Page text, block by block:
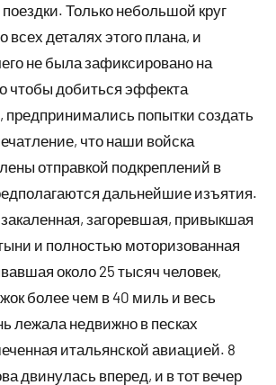
Только небольшой круг
всех деталях этого плана, и
не была зафиксировано на
чтобы добиться эффекта
предпринимались попытки создать
что наши войска
отправкой подкреплений в
дальнейшие изъятия.
загоревшая, привыкшая
и полностью моторизованная
около 25 тысяч человек,
более чем в 40 миль и весь
лежала недвижно в песках
итальянской авиацией. 8
двинулась вперед, и в тот вечер